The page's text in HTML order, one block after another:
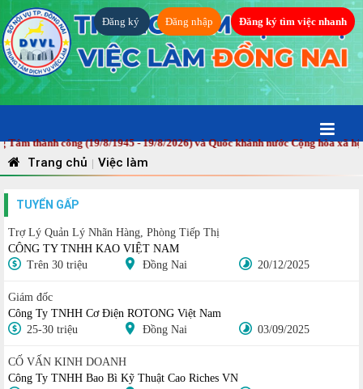
Đăng ký Đăng nhập Đăng ký tìm việc nhanh
thành công (19/8/1945 - 19/8/2026) và Quốc khánh nước Cộng hòa xã hội
Trang chủ | Việc làm
TUYỂN GẤP
Trợ Lý Quản Lý Nhãn Hàng, Phòng Tiếp Thị
CÔNG TY TNHH KAO VIỆT NAM
Trên 30 triệu
Đồng Nai 20/12/2025
Giám đốc
Công Ty TNHH Cơ Điện ROTONG Việt Nam
25-30 triệu
Đồng Nai 03/09/2025
CỐ VẤN KINH DOANH
Công Ty TNHH Bao Bì Kỹ Thuật Cao Riches VN